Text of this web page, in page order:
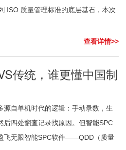
ISO 质量管理标准的底层基石，本次
查看详情>>
传统，谁更懂中国制
源自单机时代的逻辑：手动录数，生
后四处翻查记录找原因。但智能SPC
飞无限智能SPC软件——QDD（质量